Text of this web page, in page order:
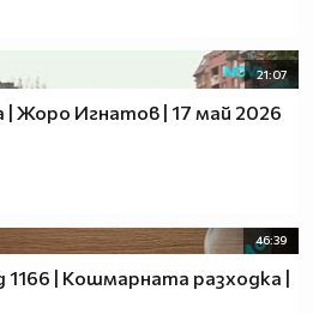
21:07
| Жоро Игнатов | 17 май 2026
46:39
1166 | Кошмарната разходка |